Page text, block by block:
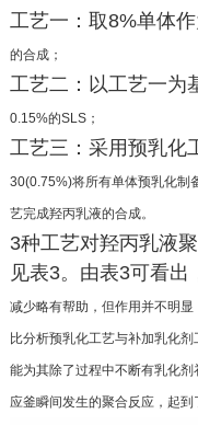
工艺一：取8%单体
的合成；
工艺二：以工艺一为
0.15%的SLS；
工艺三：采用预乳化
30(0.75%)将所有单体预乳化制
艺完成羟丙乳液的合成。
3种工艺对羟丙乳液
见表3。由表3可看
减少略有帮助，但作用并不明
比分析预乳化工艺与补加乳化剂
能为其除了过程中不断有乳化剂
应釜瞬间发生的聚合反应，起到